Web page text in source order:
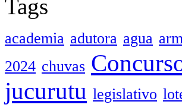
Tags
academia adutora agua
2024 chuvas
jucurutu legislativo